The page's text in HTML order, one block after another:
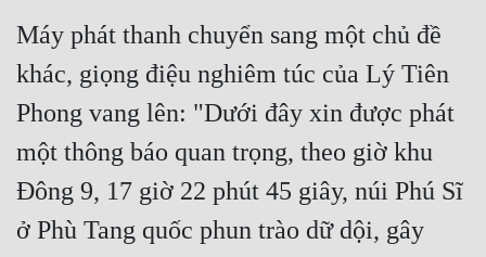
Học Đường
Khoa Huyễn
Khoa Huyễn Không Gian
Kinh Dị
Kiếm Hiệp
Kỳ Huyễn
Máy phát thanh chuyển sang một chủ đề
khác, giọng điệu nghiêm túc của Lý Tiên
Phong vang lên: "Dưới đây xin được phát
một thông báo quan trọng, theo giờ khu
Đông 9, 17 giờ 22 phút 45 giây, núi Phú Sĩ
ở Phù Tang quốc phun trào dữ dội, gây